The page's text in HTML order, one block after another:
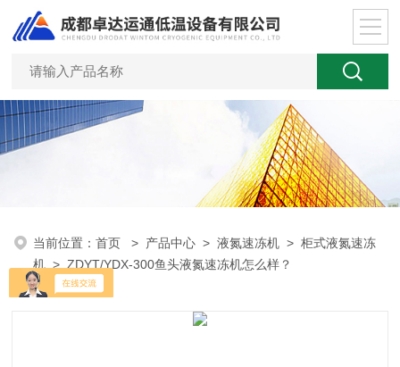
当前位置：首页 > 产品中心 >液氮速冻机 >柜式液氮速冻
机 > ZDYT/YDX-300鱼头液氮速冻机怎么样？